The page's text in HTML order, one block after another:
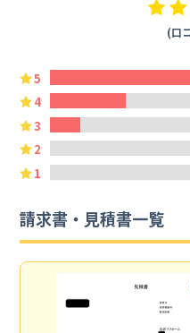
(口
5
4
3
2
1
請求書・見積書一覧